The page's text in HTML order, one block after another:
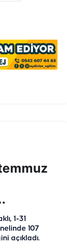
1-31
107
açıkladı.